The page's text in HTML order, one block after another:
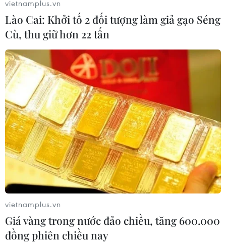
Công nghiệp hỗ trợ ôtô 30 năm loay hoay
với "giấc mơ" nội địa hóa
19/09/2021 22:08
Một chiếc ôtô có khoảng 30.000 linh kiện, nhưng có đến
80% phục vụ cho sản xuất lắp ráp xe trong nước là
nhập khẩu, số còn lại sản xuất trong nước, chủ yếu vẫn
là các chi tiết cồng kềnh, giản đơn.
vietnamplus.vn
Lào Cai: Khởi tố 2 đối tượng làm giả gạo Séng
Cù, thu giữ hơn 22 tấn
vietnamplus.vn
Giá vàng trong nước đảo chiều, tăng 600.000
đồng phiên chiều nay